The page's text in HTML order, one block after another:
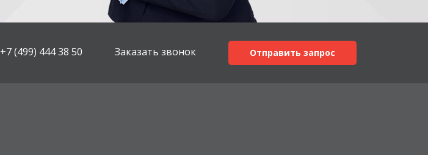
+7 (499) 444 38 50 Заказать звонок Отправить запрос